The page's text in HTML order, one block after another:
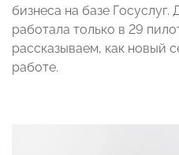
бизнеса на базе Госуслуг.
работала только в 29
рассказываем, как новый
работе.